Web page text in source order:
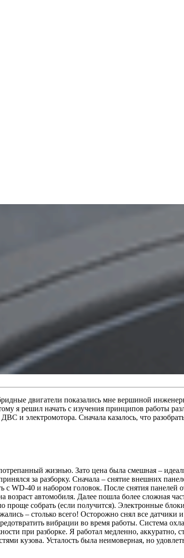
двигатели показались мне вершиной
я решил начать с изучения принципов работы
и электромотора. Сначала казалось, что
жизнью. Зато цена была смешная –
за разборку. Сначала – снятие внешних
WD-40 и набором головок. После снятия панелей
автомобиля. Далее пошла более сложная
проще собрать (если получится). Электронные
– столько всего! Осторожно снял все датчики
вибрации во время работы. Система
при разборке. Я работал медленно, аккуратно,
кузова. Усталость была неимоверная, но